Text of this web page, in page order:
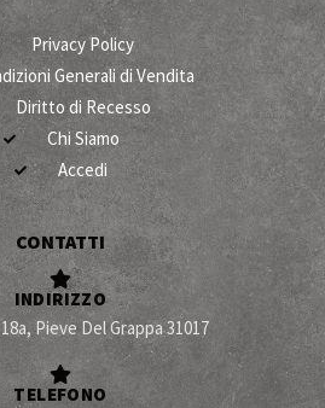
Privacy Policy
Generali di Vendita
Diritto di Recesso
Chi Siamo
Accedi
CONTATTI
INDIRIZZO
Pieve Del Grappa 31017
TELEFONO